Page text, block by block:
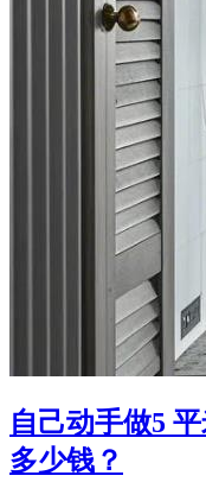
自己动手做5
多少钱？